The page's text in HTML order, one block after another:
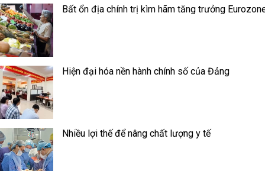
Bất ổn địa chính trị kìm hãm tăng trưởng
Hiện đại hóa nền hành chính số của Đảng
Nhiều lợi thế để nâng chất lượng y tế